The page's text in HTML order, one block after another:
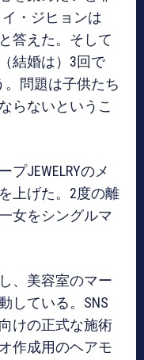
・ジヒョンは
答えた。そして
結婚は）3回で
。問題は子供たち
らないというこ
JEWELRYのメ
上げた。2度の離
女をシングルマ
、美容室のマー
している。SNS
けの正式な施術
作成用のヘアモ